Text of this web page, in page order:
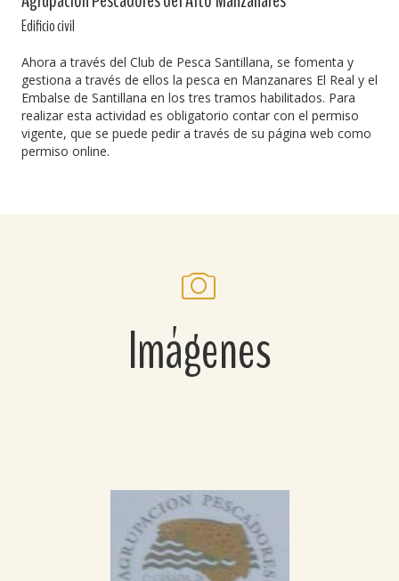
Edificio civil
Ahora a través del Club de Pesca Santillana, se fomenta y
gestiona a través de ellos la pesca en Manzanares El Real y el
Embalse de Santillana en los tres tramos habilitados. Para
realizar esta actividad es obligatorio contar con el permiso
vigente, que se puede pedir a través de su página web como
permiso online.
Imágenes